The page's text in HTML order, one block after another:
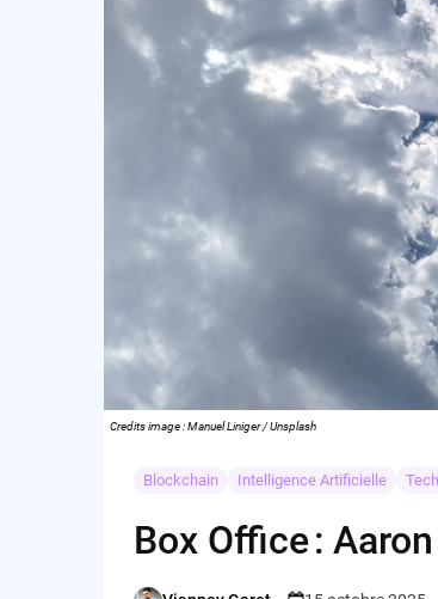
Credits image : Manuel Liniger / Unsplash
Blockchain Intelligence Artificielle
Box Office :